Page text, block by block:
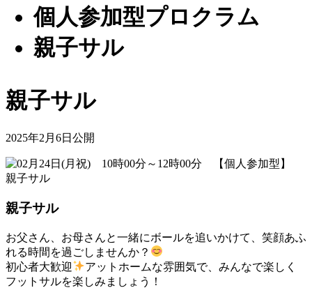
個人参加型プロクラム
親子サル
親子サル
2025年2月6日公開
親子サル
お父さん、お母さんと一緒にボールを追いかけて、笑顔あふ
れる時間を過ごしませんか？
初心者大歓迎
アットホームな雰囲気で、みんなで楽しく
フットサルを楽しみましょう！